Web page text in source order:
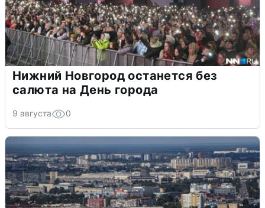
Нижний Новгород останется без
салюта на День города
9 августа 0